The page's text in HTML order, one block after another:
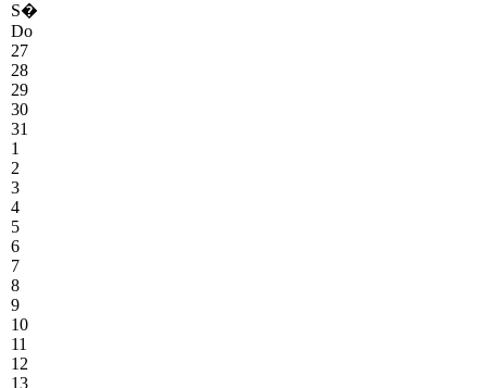
S�
Do
27
28
29
30
31
1
2
3
4
5
6
7
8
9
10
11
12
13